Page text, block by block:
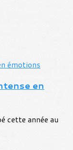
en
cette année au